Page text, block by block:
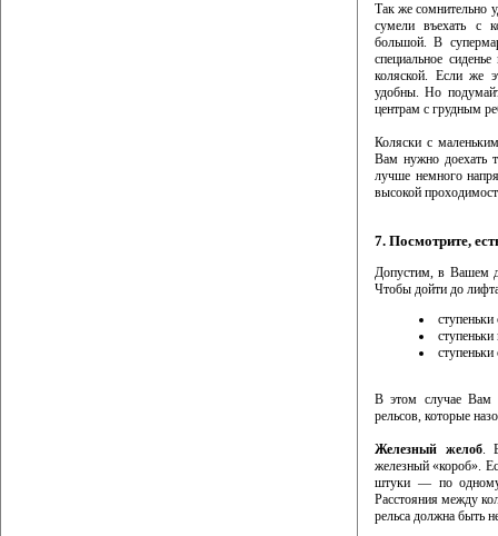
Так же сомнительно
сумели въехать с
большой. В
специальное
коляской. Если же
удобны. Но
центрам с грудным
Коляски с
Вам нужно доехать
лучше немного
высокой
7. Посмотрите,
Допустим, в Вашем
Чтобы дойти до
ступеньки
В этом случае Вам
рельсов, которые
Железный желоб.
железный «короб».
штуки — по одному
Расстояния между
рельса должна быть